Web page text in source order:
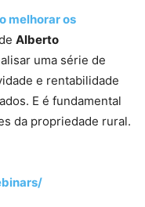
melhorar os
Alberto
uma série de
e rentabilidade
E é fundamental
da propriedade rural.